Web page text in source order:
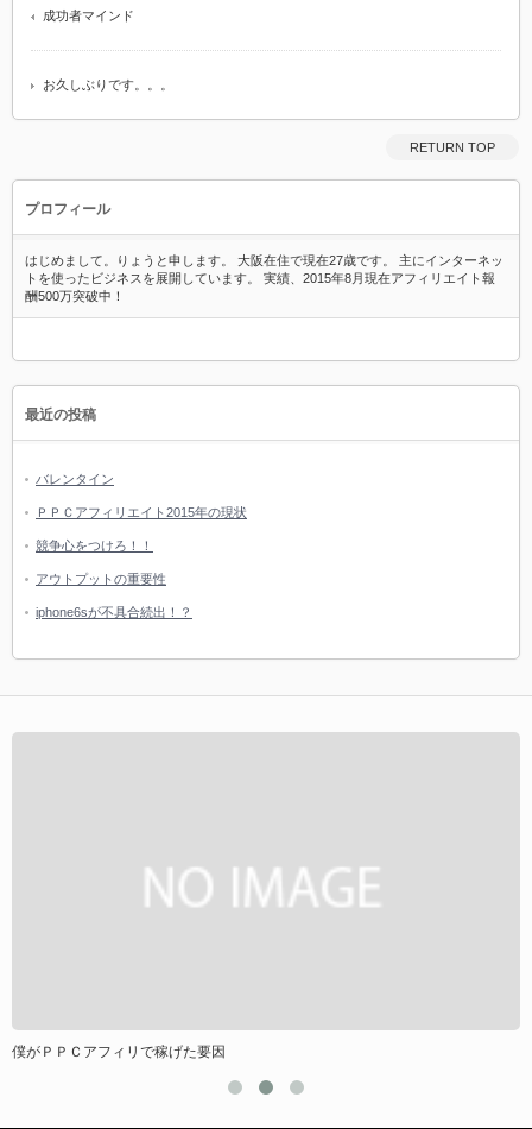
成功者マインド
お久しぶりです。。。
RETURN TOP
プロフィール
はじめまして。りょうと申します。 大阪在住で現在27歳です。 主にインターネッ
トを使ったビジネスを展開しています。 実績、2015年8月現在アフィリエイト報
酬500万突破中！
最近の投稿
バレンタイン
ＰＰＣアフィリエイト2015年の現状
競争心をつけろ！！
アウトプットの重要性
iphone6sが不具合続出！？
僕がＰＰＣアフィリで稼げた要因